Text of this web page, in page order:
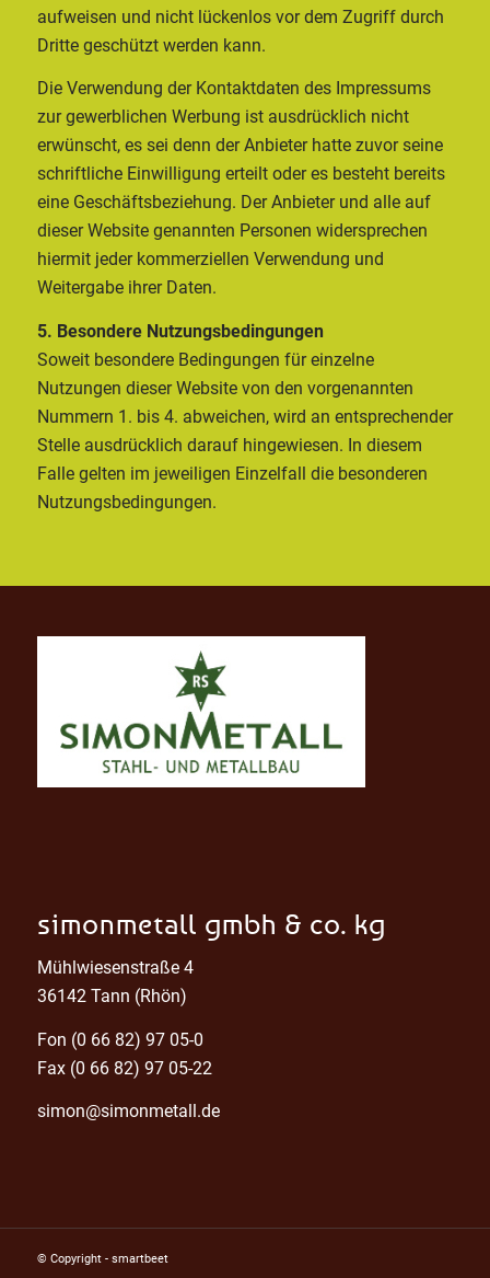
aufweisen und nicht lückenlos vor dem Zugriff durch
Dritte geschützt werden kann.
Die Verwendung der Kontaktdaten des Impressums
zur gewerblichen Werbung ist ausdrücklich nicht
erwünscht, es sei denn der Anbieter hatte zuvor seine
schriftliche Einwilligung erteilt oder es besteht bereits
eine Geschäftsbeziehung. Der Anbieter und alle auf
dieser Website genannten Personen widersprechen
hiermit jeder kommerziellen Verwendung und
Weitergabe ihrer Daten.
5. Besondere Nutzungsbedingungen
Soweit besondere Bedingungen für einzelne
Nutzungen dieser Website von den vorgenannten
Nummern 1. bis 4. abweichen, wird an entsprechender
Stelle ausdrücklich darauf hingewiesen. In diesem
Falle gelten im jeweiligen Einzelfall die besonderen
Nutzungsbedingungen.
simonmetall gmbh & co. kg
Mühlwiesenstraße 4
36142 Tann (Rhön)
Fon (0 66 82) 97 05-0
Fax (0 66 82) 97 05-22
simon@simonmetall.de
© Copyright - smartbeet